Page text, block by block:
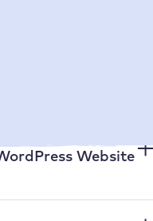
Website